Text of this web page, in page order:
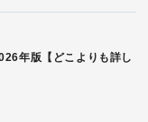
年版【どこよりも詳し